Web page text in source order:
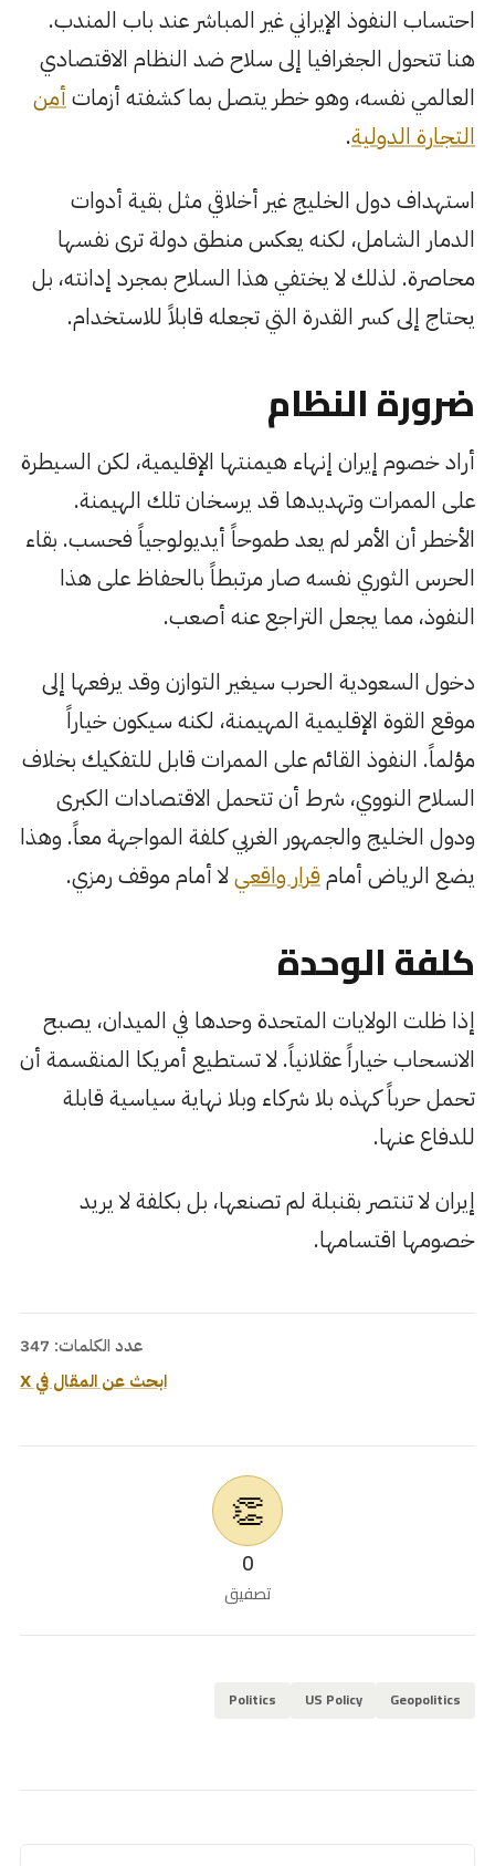
احتساب النفوذ الإيراني غير المباشر عند باب المندب.
هنا تتحول الجغرافيا إلى سلاح ضد النظام الاقتصادي
العالمي نفسه، وهو خطر يتصل بما كشفته أزماتأمن
التجارة الدولية.
استهداف دول الخليج غير أخلاقي مثل بقية أدوات
الدمار الشامل، لكنه يعكس منطق دولة ترى نفسها
محاصرة. لذلك لا يختفي هذا السلاح بمجرد إدانته، بل
يحتاج إلى كسر القدرة التي تجعله قابلاً للاستخدام.
ضرورة النظام
أراد خصوم إيران إنهاء هيمنتها الإقليمية، لكن السيطرة
على الممرات وتهديدها قد يرسخان تلك الهيمنة.
الأخطر أن الأمر لم يعد طموحاً أيديولوجياً فحسب. بقاء
الحرس الثوري نفسه صار مرتبطاً بالحفاظ على هذا
النفوذ، مما يجعل التراجع عنه أصعب.
دخول السعودية الحرب سيغير التوازن وقد يرفعها إلى
موقع القوة الإقليمية المهيمنة، لكنه سيكون خياراً
مؤلماً. النفوذ القائم على الممرات قابل للتفكيك بخلاف
السلاح النووي، شرط أن تتحمل الاقتصادات الكبرى
ودول الخليج والجمهور الغربي كلفة المواجهة معاً. وهذا
يضع الرياض أمامقرار واقعيلا أمام موقف رمزي.
كلفة الوحدة
إذا ظلت الولايات المتحدة وحدها في الميدان، يصبح
الانسحاب خياراً عقلانياً. لا تستطيع أمريكا المنقسمة أن
تحمل حرباً كهذه بلا شركاء وبلا نهاية سياسية قابلة
للدفاع عنها.
إيران لا تنتصر بقنبلة لم تصنعها، بل بكلفة لا يريد
خصومها اقتسامها.
عدد الكلمات: 347
ابحث عن المقال في X
👏
0
تصفيق
Geopolitics
US Policy
Politics